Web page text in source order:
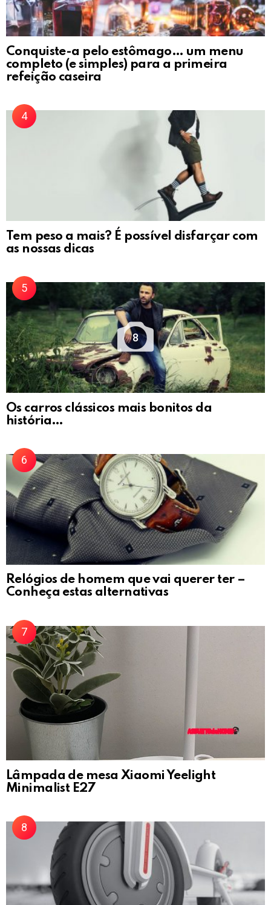
Conquiste-a pelo estômago… um menu
completo (e simples) para a primeira
refeição caseira
Tem peso a mais? É possível disfarçar com
as nossas dicas
8
Os carros clássicos mais bonitos da
história…
Relógios de homem que vai querer ter –
Conheça estas alternativas
Lâmpada de mesa Xiaomi Yeelight
Minimalist E27